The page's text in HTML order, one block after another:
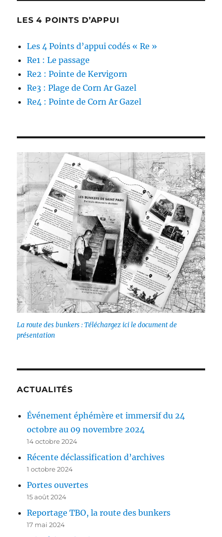
LES 4 POINTS D’APPUI
Les 4 Points d’appui codés « Re »
Re1 : Le passage
Re2 : Pointe de Kervigorn
Re3 : Plage de Corn Ar Gazel
Re4 : Pointe de Corn Ar Gazel
La route des bunkers : Téléchargez ici le document de
présentation
ACTUALITÉS
Événement éphémère et immersif du 24
octobre au 09 novembre 2024
14 octobre 2024
Récente déclassification d’archives
1 octobre 2024
Portes ouvertes
15 août 2024
Reportage TBO, la route des bunkers
17 mai 2024